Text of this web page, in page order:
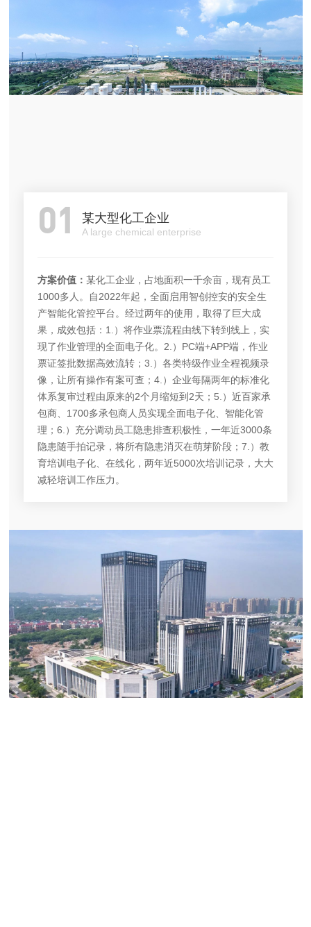
01 某大型化工企业
A large chemical enterprise
方案价值： 某化工企业，占地面积一千余亩，现有员工
1000多人。自2022年起，全面启用智创控安的安全生
产智能化管控平台。经过两年的使用，取得了巨大成
果，成效包括：1.）将作业票流程由线下转到线上，实
现了作业管理的全面电子化。2.）PC端+APP端，作业
票证签批数据高效流转；3.）各类特级作业全程视频录
像，让所有操作有案可查；4.）企业每隔两年的标准化
体系复审过程由原来的2个月缩短到2天；5.）近百家承
包商、1700多承包商人员实现全面电子化、智能化管
理；6.）充分调动员工隐患排查积极性，一年近3000条
隐患随手拍记录，将所有隐患消灭在萌芽阶段；7.）教
育培训电子化、在线化，两年近5000次培训记录，大大
减轻培训工作压力。